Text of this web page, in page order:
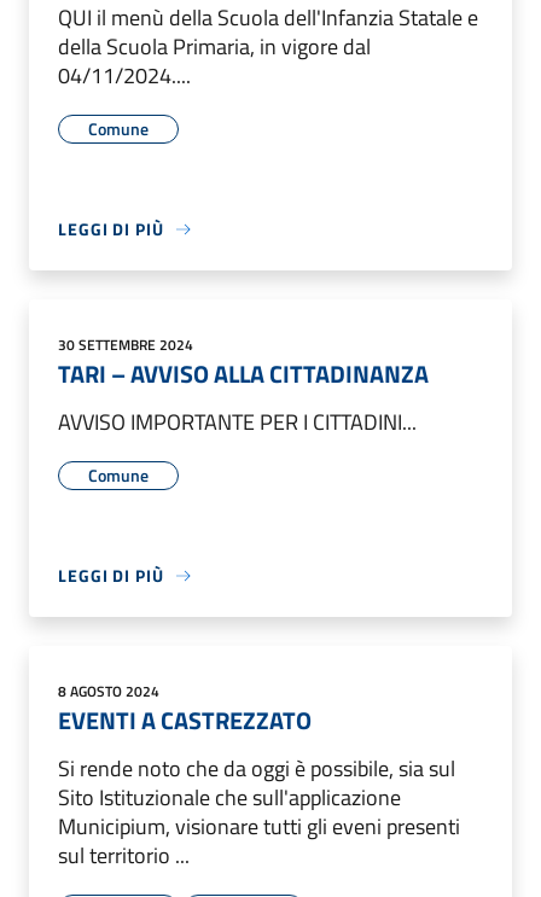
QUI il menù della Scuola dell'Infanzia Statale e
della Scuola Primaria, in vigore dal
04/11/2024....
Comune
LEGGI DI PIÙ
30 SETTEMBRE 2024
TARI – AVVISO ALLA CITTADINANZA
AVVISO IMPORTANTE PER I CITTADINI...
Comune
LEGGI DI PIÙ
8 AGOSTO 2024
EVENTI A CASTREZZATO
Si rende noto che da oggi è possibile, sia sul
Sito Istituzionale che sull'applicazione
Municipium, visionare tutti gli eveni presenti
sul territorio ...